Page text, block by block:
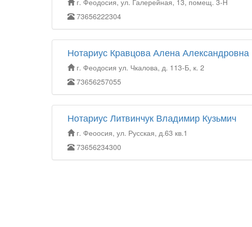
г. Феодосия, ул. Галерейная, 13, помещ. 3-Н
73656222304
Нотариус Кравцова Алена Александровна
г. Феодосия ул. Чкалова, д. 113-Б, к. 2
73656257055
Нотариус Литвинчук Владимир Кузьмич
г. Феоосия, ул. Русская, д.63 кв.1
73656234300